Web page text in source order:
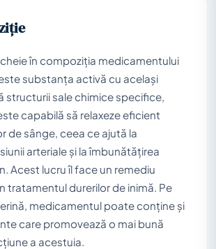
în compoziția medicamentului
substanța activă cu același
structurii sale chimice specifice,
capabilă să relaxeze eficient
de sânge, ceea ce ajută la
arteriale și la îmbunătățirea
Acest lucru îl face un remediu
tratamentul durerilor de inimă. Pe
medicamentul poate conține și
care promovează o mai bună
a acestuia.